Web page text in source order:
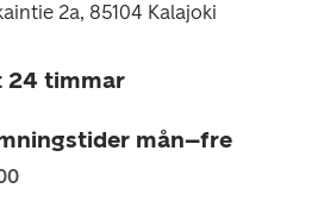
2a, 85104 Kalajoki
24 timmar
mån–fre